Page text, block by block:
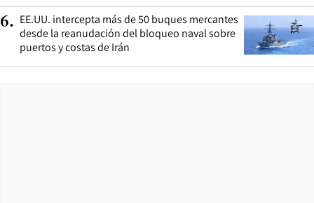
6. EE.UU. intercepta más de 50 buques mercantes
desde la reanudación del bloqueo naval sobre
puertos y costas de Irán